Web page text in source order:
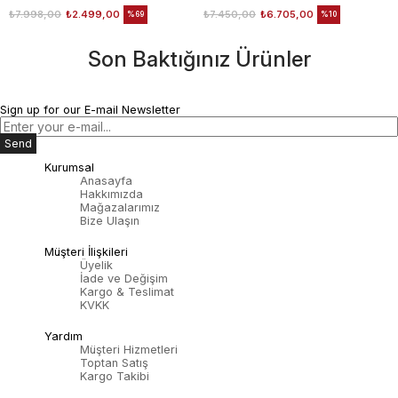
₺2.499,00
₺7.998,00 %69 ₺6.705,00
₺7.450,00 %10
Son Baktığınız Ürünler
Sign up for our E-mail Newsletter
Send
Kurumsal
Anasayfa
Hakkımızda
Mağazalarımız
Bize Ulaşın
Müşteri İlişkileri
Üyelik
İade ve Değişim
Kargo & Teslimat
KVKK
Yardım
Müşteri Hizmetleri
Toptan Satış
Kargo Takibi